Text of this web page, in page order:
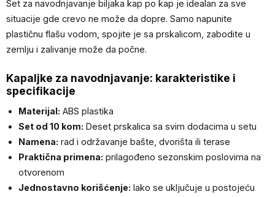
Set za navodnjavanje biljaka kap po kap je idealan za sve
situacije gde crevo ne može da dopre. Samo napunite
plastičnu flašu vodom, spojite je sa prskalicom, zabodite u
zemlju i zalivanje može da počne.
Kapaljke za navodnjavanje: karakteristike i
specifikacije
Materijal: ABS plastika
Set od 10 kom: Deset prskalica sa svim dodacima u setu
Namena: rad i održavanje bašte, dvorišta ili terase
Praktična primena: prilagođeno sezonskim poslovima na
otvorenom
Jednostavno korišćenje: lako se uključuje u postojeću